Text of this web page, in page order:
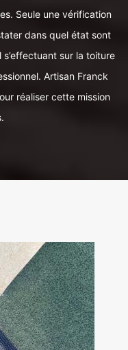
Seule une vérification
dans quel état sont
s’effectuant sur la toiture
Artisan Franck
réaliser cette mission